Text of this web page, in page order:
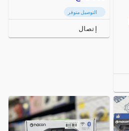
التوصيل متوفر
إتصال